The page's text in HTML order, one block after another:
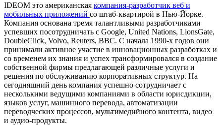
IDEOM это американская компания-разработчик веб и
мобильных приложений со штаб-квартирой в Нью-Йорке.
Компания основана тремя талантливыми разработчиками
успевших посотрудничать с Google, United Nations, LionsGate,
DoubleClick, Volvo, Reuters, BBC. С начала 1990-х годов они
принимали активное участие в инновационных разработках и
со временем их знания и успех трансформировался в создание
собственной фирмы предлагающей различные услуги и
решения по обслуживанию корпоративных структур. На
сегодняшний день компания успешно сотрудничает с
несколькими ведущими компаниями в области юрисдикции,
языков услуг, машинного перевода, автоматизации
переводческих процессов, мультимедийного контента, видео
и аудио-продукты.